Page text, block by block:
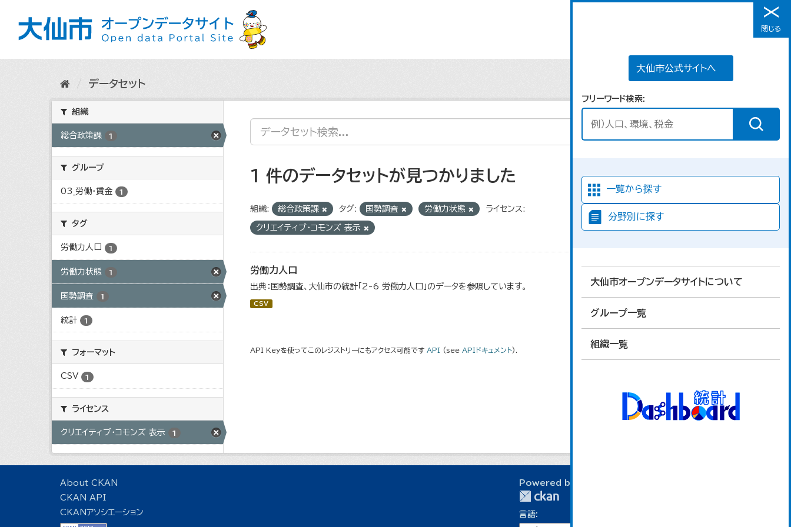
メニュー
大仙市公式サイトへ
フリーワード検索
一覧から探す
分野別に探す
大仙市オープンデータサイトについて
グループ一覧
組織一覧
閉じる
データセット
組織
総合政策課 1
グループ
03_労働・賃金 1
タグ
労働力人口 1
労働力状態 1
国勢調査 1
統計 1
フォーマット
CSV 1
ライセンス
クリエイティブ・コモンズ 表示 1
1 件のデータセットが見つかりました
組織: 総合政策課 タグ: 国勢調査 労働力状態 ライセンス:
クリエイティブ・コモンズ 表示
労働力人口
出典：国勢調査、大仙市の統計「2-6 労働力人口」のデータを参照しています。
CSV
API Keyを使ってこのレジストリーにもアクセス可能です API (see APIドキュメント).
About CKAN
CKAN API
CKANアソシエーション
Powered by
言語